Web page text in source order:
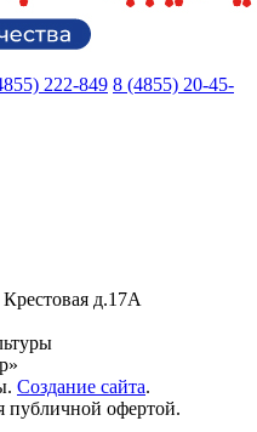
222-849 8 (4855) 20-45-
д.17А
Создание сайта.
публичной офертой.